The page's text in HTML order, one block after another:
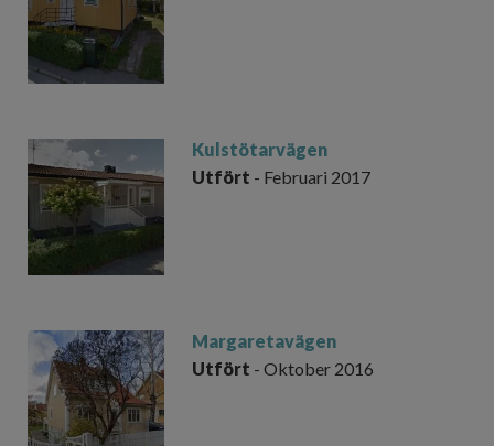
Kulstötarvägen
Utfört - Februari 2017
Margaretavägen
Utfört - Oktober 2016